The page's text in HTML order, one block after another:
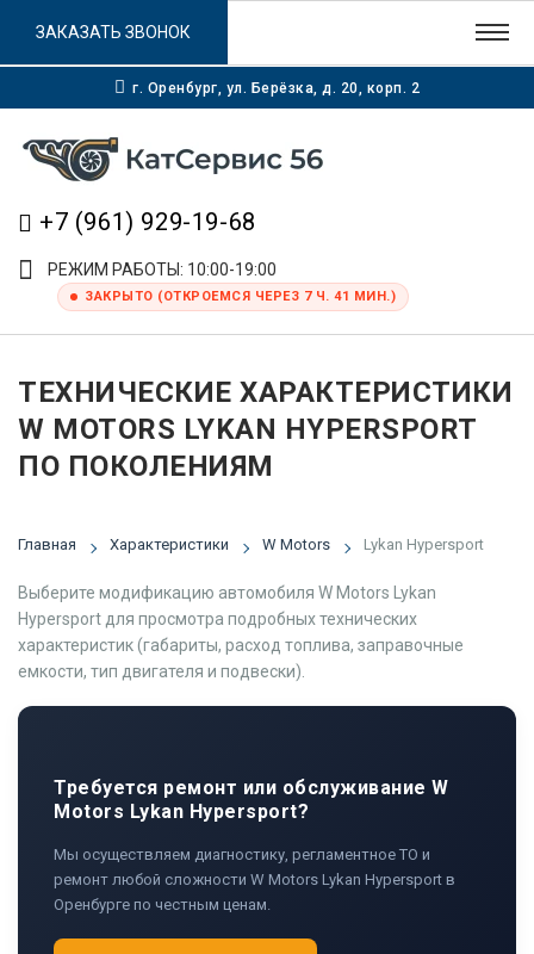
г. Оренбург, ул. Берёзка, д. 20, корп. 2
+7 (961) 929-19-68
РЕЖИМ РАБОТЫ: 10:00-19:00
ЗАКРЫТО (ОТКРОЕМСЯ ЧЕРЕЗ 7 Ч. 41 МИН.)
ЗАКАЗАТЬ ЗВОНОК
ТЕХНИЧЕСКИЕ ХАРАКТЕРИСТИКИ
W MOTORS LYKAN HYPERSPORT
ПО ПОКОЛЕНИЯМ
Главная Характеристики W Motors Lykan Hypersport
Выберите модификацию автомобиля W Motors Lykan
Hypersport для просмотра подробных технических
характеристик (габариты, расход топлива, заправочные
емкости, тип двигателя и подвески).
Требуется ремонт или обслуживание W
Motors Lykan Hypersport?
Мы осуществляем диагностику, регламентное ТО и
ремонт любой сложности W Motors Lykan Hypersport в
Оренбурге по честным ценам.